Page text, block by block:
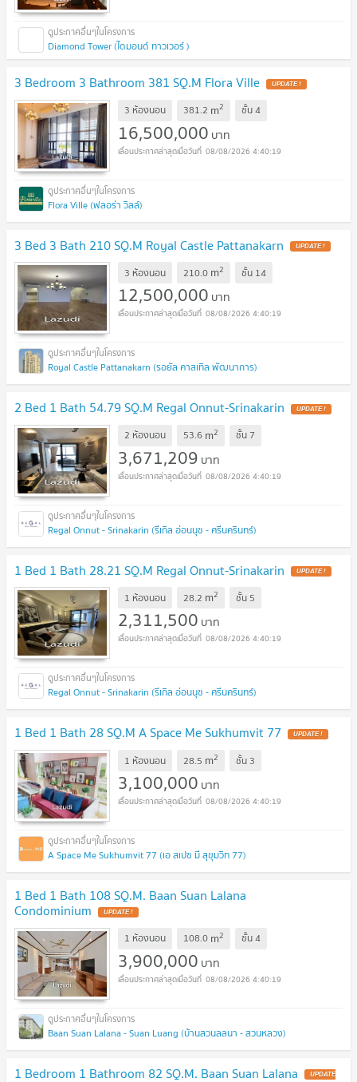
Diamond Tower (ไดมอนด์ ทาวเวอร์ )
3 Bedroom 3 Bathroom 381 SQ.M Flora Ville UPDATE !
3 ห้องนอน 381.2 m2 ชั้น4
16,500,000 บาท
08/08/2026 4:40:19
Flora Ville (ฟลอร่า วิลล์)
3 Bed 3 Bath 210 SQ.M Royal Castle Pattanakarn UPDATE !
3 ห้องนอน 210.0 m2 ชั้น 14
12,500,000 บาท
08/08/2026 4:40:19
Royal Castle Pattanakarn (รอยัล คาสเทิล พัฒนาการ)
2 Bed 1 Bath 54.79 SQ.M Regal Onnut-Srinakarin UPDATE !
2 ห้องนอน 53.6 m2 ชั้น 7
3,671,209 บาท
08/08/2026 4:40:19
Regal Onnut - Srinakarin (รีเกิล อ่อนนุช - ศรีนครินทร์)
1 Bed 1 Bath 28.21 SQ.M Regal Onnut-Srinakarin UPDATE !
1 ห้องนอน 28.2 m2 ชั้น 5
2,311,500 บาท
08/08/2026 4:40:19
Regal Onnut - Srinakarin (รีเกิล อ่อนนุช - ศรีนครินทร์)
1 Bed 1 Bath 28 SQ.M A Space Me Sukhumvit 77 UPDATE !
1 ห้องนอน 28.5 m2 ชั้น 3
3,100,000 บาท
08/08/2026 4:40:19
A Space Me Sukhumvit 77 (เอ สเปซ มี สุขุมวิท 77)
1 Bed 1 Bath 108 SQ.M. Baan Suan Lalana
Condominium UPDATE !
1 ห้องนอน 108.0 m2 ชั้น4
3,900,000 บาท
08/08/2026 4:40:19
Baan Suan Lalana - Suan Luang (บ้านสวนลลนา - สวนหลวง)
1 Bedroom 1 Bathroom 82 SQ.M. Baan Suan Lalana UPDATE